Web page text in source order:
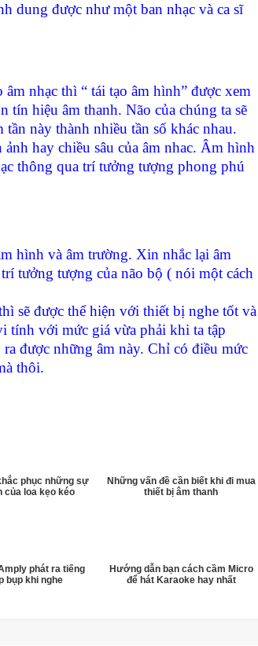
dung được như một ban nhạc và ca sĩ
nhạc thì “ tái tạo âm hình” được xem
tín hiệu âm thanh. Não của chúng ta sẽ
này thành nhiều tần số khác nhau.
hay chiều sâu của âm nhac. Âm hình
thông qua trí tưởng tượng phong phú
hình và âm trường. Xin nhắc lại âm
tưởng tượng của não bộ ( nói một cách
sẽ được thể hiện với thiết bị nghe tốt và
tính với mức giá vừa phải khi ta tập
được những âm này. Chỉ có điều mức
thôi.
phục những sự
của loa kẹo kéo
Những vấn đề cần biết khi đi mua
thiết bị âm thanh
phát ra tiếng
bụp khi nghe
Hướng dẫn bạn cách cầm Micro
để hát Karaoke hay nhất